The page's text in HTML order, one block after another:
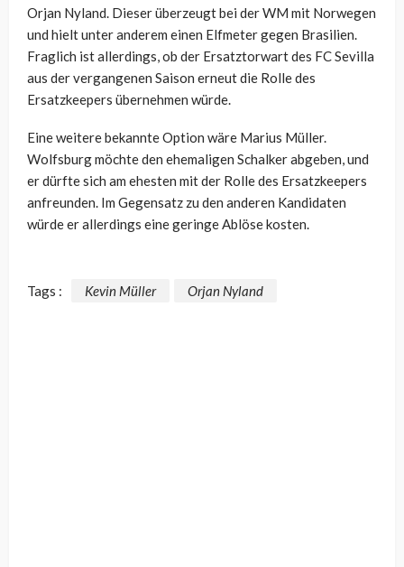
Orjan Nyland. Dieser überzeugt bei der WM mit Norwegen
und hielt unter anderem einen Elfmeter gegen Brasilien.
Fraglich ist allerdings, ob der Ersatztorwart des FC Sevilla
aus der vergangenen Saison erneut die Rolle des
Ersatzkeepers übernehmen würde.
Eine weitere bekannte Option wäre Marius Müller.
Wolfsburg möchte den ehemaligen Schalker abgeben, und
er dürfte sich am ehesten mit der Rolle des Ersatzkeepers
anfreunden. Im Gegensatz zu den anderen Kandidaten
würde er allerdings eine geringe Ablöse kosten.
Tags : Kevin Müller Orjan Nyland